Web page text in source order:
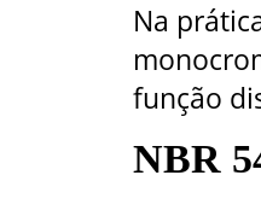
Na
função
NBR